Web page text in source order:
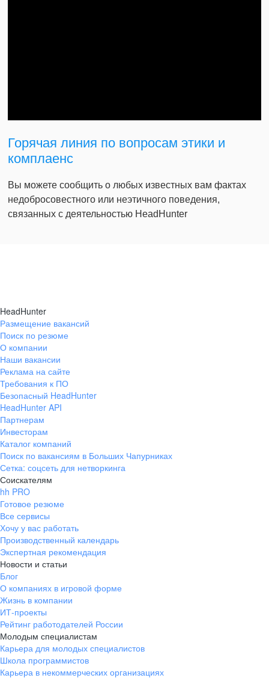
Горячая линия по вопросам этики и
комплаенс
Вы можете сообщить о любых известных вам фактах
недобросовестного или неэтичного поведения,
связанных с деятельностью HeadHunter
HeadHunter
Размещение вакансий
Поиск по резюме
О компании
Наши вакансии
Реклама на сайте
Требования к ПО
Безопасный HeadHunter
HeadHunter API
Партнерам
Инвесторам
Каталог компаний
Поиск по вакансиям в Больших Чапурниках
Сетка: соцсеть для нетворкинга
Соискателям
hh PRO
Готовое резюме
Все сервисы
Хочу у вас работать
Производственный календарь
Экспертная рекомендация
Новости и статьи
Блог
О компаниях в игровой форме
Жизнь в компании
ИТ-проекты
Рейтинг работодателей России
Молодым специалистам
Карьера для молодых специалистов
Школа программистов
Карьера в некоммерческих организациях